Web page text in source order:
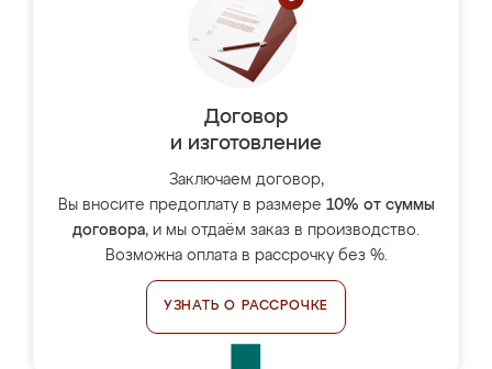
Договор
и изготовление
Заключаем договор,
Вы вносите предоплату в размере 10% от суммы
договора, и мы отдаём заказ в производство.
Возможна оплата в рассрочку без %.
УЗНАТЬ О РАССРОЧКЕ